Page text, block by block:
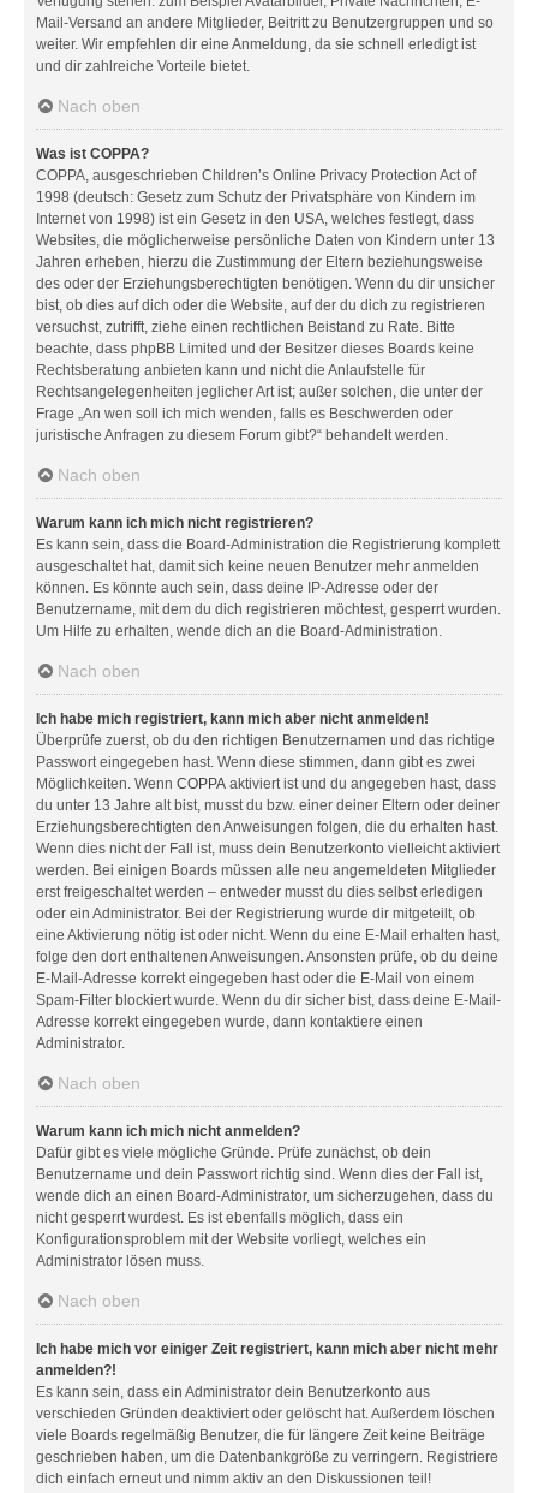
Mail-Versand an andere Mitglieder, Beitritt zu Benutzergruppen und so
weiter. Wir empfehlen dir eine Anmeldung, da sie schnell erledigt ist
und dir zahlreiche Vorteile bietet.
Nach oben
Was ist COPPA?
COPPA, ausgeschrieben Children’s Online Privacy Protection Act of
1998 (deutsch: Gesetz zum Schutz der Privatsphäre von Kindern im
Internet von 1998) ist ein Gesetz in den USA, welches festlegt, dass
Websites, die möglicherweise persönliche Daten von Kindern unter 13
Jahren erheben, hierzu die Zustimmung der Eltern beziehungsweise
des oder der Erziehungsberechtigten benötigen. Wenn du dir unsicher
bist, ob dies auf dich oder die Website, auf der du dich zu registrieren
versuchst, zutrifft, ziehe einen rechtlichen Beistand zu Rate. Bitte
beachte, dass phpBB Limited und der Besitzer dieses Boards keine
Rechtsberatung anbieten kann und nicht die Anlaufstelle für
Rechtsangelegenheiten jeglicher Art ist; außer solchen, die unter der
Frage „An wen soll ich mich wenden, falls es Beschwerden oder
juristische Anfragen zu diesem Forum gibt?“ behandelt werden.
Nach oben
Warum kann ich mich nicht registrieren?
Es kann sein, dass die Board-Administration die Registrierung komplett
ausgeschaltet hat, damit sich keine neuen Benutzer mehr anmelden
können. Es könnte auch sein, dass deine IP-Adresse oder der
Benutzername, mit dem du dich registrieren möchtest, gesperrt wurden.
Um Hilfe zu erhalten, wende dich an die Board-Administration.
Nach oben
Ich habe mich registriert, kann mich aber nicht anmelden!
Überprüfe zuerst, ob du den richtigen Benutzernamen und das richtige
Passwort eingegeben hast. Wenn diese stimmen, dann gibt es zwei
Möglichkeiten. Wenn COPPA aktiviert ist und du angegeben hast, dass
du unter 13 Jahre alt bist, musst du bzw. einer deiner Eltern oder deiner
Erziehungsberechtigten den Anweisungen folgen, die du erhalten hast.
Wenn dies nicht der Fall ist, muss dein Benutzerkonto vielleicht aktiviert
werden. Bei einigen Boards müssen alle neu angemeldeten Mitglieder
erst freigeschaltet werden – entweder musst du dies selbst erledigen
oder ein Administrator. Bei der Registrierung wurde dir mitgeteilt, ob
eine Aktivierung nötig ist oder nicht. Wenn du eine E-Mail erhalten hast,
folge den dort enthaltenen Anweisungen. Ansonsten prüfe, ob du deine
E-Mail-Adresse korrekt eingegeben hast oder die E-Mail von einem
Spam-Filter blockiert wurde. Wenn du dir sicher bist, dass deine E-Mail-
Adresse korrekt eingegeben wurde, dann kontaktiere einen
Administrator.
Nach oben
Warum kann ich mich nicht anmelden?
Dafür gibt es viele mögliche Gründe. Prüfe zunächst, ob dein
Benutzername und dein Passwort richtig sind. Wenn dies der Fall ist,
wende dich an einen Board-Administrator, um sicherzugehen, dass du
nicht gesperrt wurdest. Es ist ebenfalls möglich, dass ein
Konfigurationsproblem mit der Website vorliegt, welches ein
Administrator lösen muss.
Nach oben
Ich habe mich vor einiger Zeit registriert, kann mich aber nicht mehr
anmelden?!
Es kann sein, dass ein Administrator dein Benutzerkonto aus
verschieden Gründen deaktiviert oder gelöscht hat. Außerdem löschen
viele Boards regelmäßig Benutzer, die für längere Zeit keine Beiträge
geschrieben haben, um die Datenbankgröße zu verringern. Registriere
dich einfach erneut und nimm aktiv an den Diskussionen teil!